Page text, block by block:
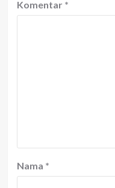
Komentar *
Nama *